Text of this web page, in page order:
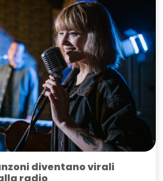
diventano virali